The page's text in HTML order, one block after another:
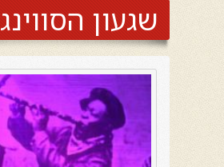
שגעון הסווינג